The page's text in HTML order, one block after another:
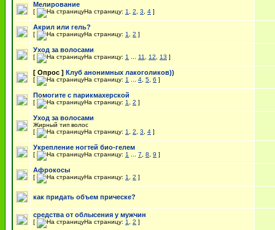
Мелирование
[ На страницу: 1 2 3 4 ]
Акрил или гель?
[ На страницу: 1 2 ]
Уход за волосами
[ На страницу: 1 11 12 13 ]
[ Опрос ] Клуб анонимных лакоголиков))
[ На страницу: 1 4 5 6 ]
Помогите с парикмахерской
[ На страницу: 1 2 ]
Уход за волосами
Жирный тип волос
[
На страницу: 1 2 3 4 ]
Укрепление ногтей био-гелем
[ На страницу: 1 7 8 9 ]
Афрокосы
[ На страницу: 1 2 ]
как придать объем прическе?
средства от облысения у мужчин
[ На страницу: 1 2 ]